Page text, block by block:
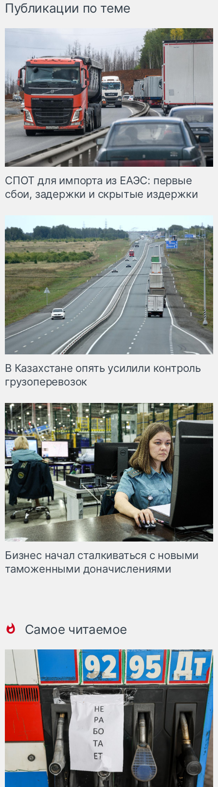
Публикации по теме
СПОТ для импорта из ЕАЭС: первые
сбои, задержки и скрытые издержки
В Казахстане опять усилили контроль
грузоперевозок
Бизнес начал сталкиваться с новыми
таможенными доначислениями
Самое читаемое